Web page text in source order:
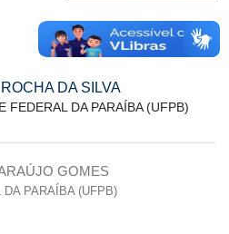
DA SILVA
FEDERAL DA PARAÍBA (UFPB)
GOMES
PARAÍBA (UFPB)